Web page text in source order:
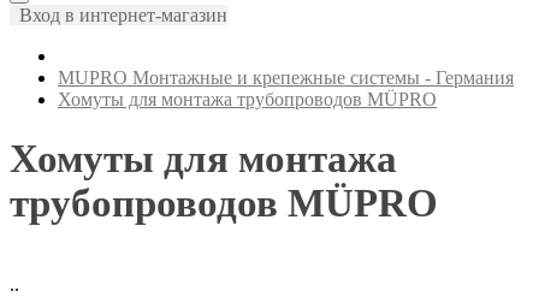
Вход в интернет-магазин
MUPRO Монтажные и крепежные системы - Германия
Хомуты для монтажа трубопроводов MÜPRO
Хомуты для монтажа
трубопроводов MÜPRO
..